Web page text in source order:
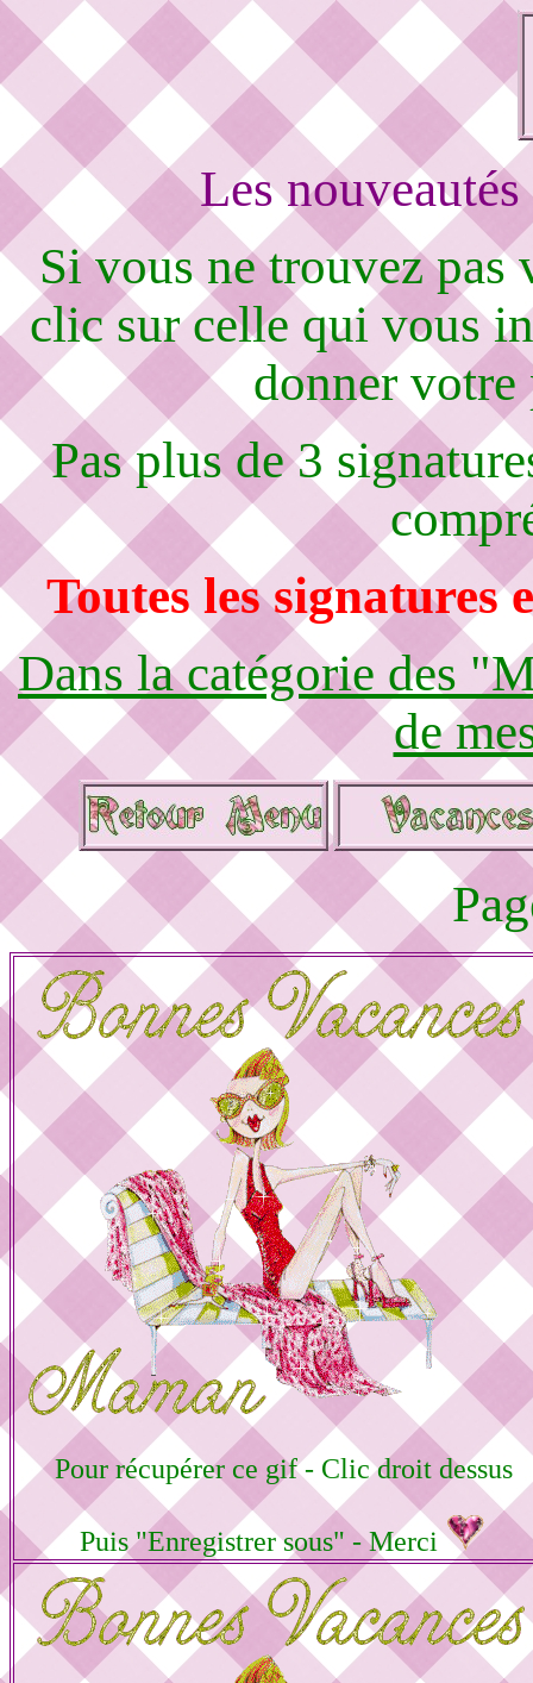
Les
Si vous ne trouvez pas
clic sur celle qui vous
donner votre
Pas plus de 3
Toutes les signatures
Dans la catégorie des
de
Pour récupérer ce gif - Clic droit dessus
Puis "Enregistrer sous" - Merci